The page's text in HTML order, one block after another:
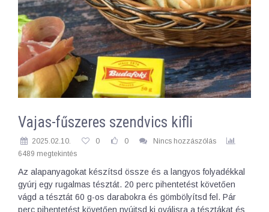
Vajas-fűszeres szendvics kifli
2025.02.10. 0 0
Nincs hozzászólás
6489 megtekintés
Az alapanyagokat készítsd össze és a langyos folyadékkal
gyúrj egy rugalmas tésztát. 20 perc pihentetést követően
vágd a tésztát 60 g-os darabokra és gömbölyítsd fel. Pár
perc pihentetést követően nyújtsd ki oválisra a tésztákat és